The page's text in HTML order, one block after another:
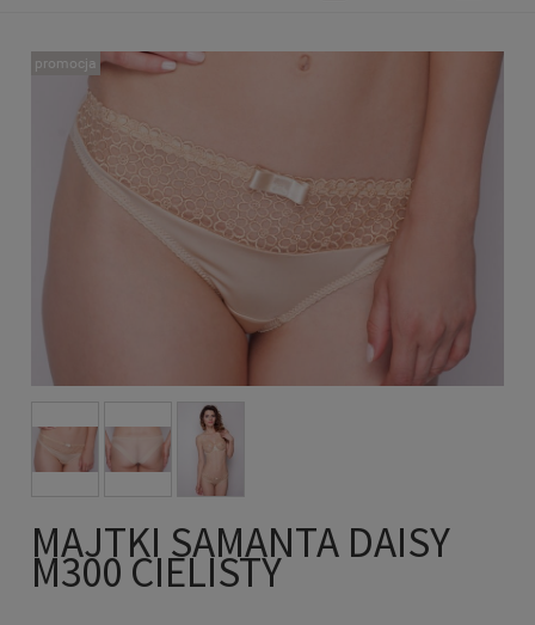
promocja
MAJTKI SAMANTA DAISY
M300 CIELISTY